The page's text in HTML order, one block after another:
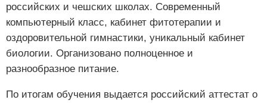
российских и чешских школах. Современный
компьютерный класс, кабинет фитотерапии и
оздоровительной гимнастики, уникальный кабинет
биологии. Организовано полноценное и
разнообразное питание.
По итогам обучения выдается российский аттестат о